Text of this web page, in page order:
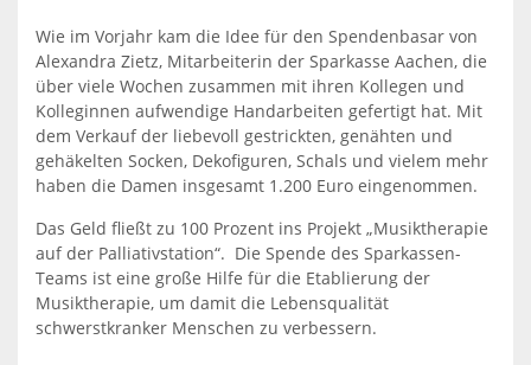
Wie im Vorjahr kam die Idee für den Spendenbasar von
Alexandra Zietz, Mitarbeiterin der Sparkasse Aachen, die
über viele Wochen zusammen mit ihren Kollegen und
Kolleginnen aufwendige Handarbeiten gefertigt hat. Mit
dem Verkauf der liebevoll gestrickten, genähten und
gehäkelten Socken, Dekofiguren, Schals und vielem mehr
haben die Damen insgesamt 1.200 Euro eingenommen.
Das Geld fließt zu 100 Prozent ins Projekt „Musiktherapie
auf der Palliativstation“. Die Spende des Sparkassen-
Teams ist eine große Hilfe für die Etablierung der
Musiktherapie, um damit die Lebensqualität
schwerstkranker Menschen zu verbessern.